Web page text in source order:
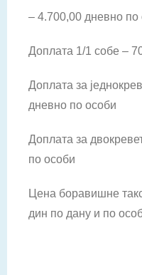
– 4.700,00 дневно по
Доплата 1/1 собе –
Доплата за
дневно по особи
Доплата за
по особи
Цена боравишне
дин по дану и по